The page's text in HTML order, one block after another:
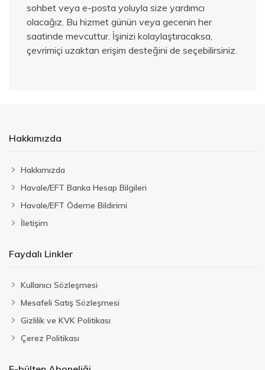
sohbet veya e-posta yoluyla size yardımcı
olacağız. Bu hizmet günün veya gecenin her
saatinde mevcuttur. İşinizi kolaylaştıracaksa,
çevrimiçi uzaktan erişim desteğini de seçebilirsiniz.
Hakkımızda
Hakkımızda
Havale/EFT Banka Hesap Bilgileri
Havale/EFT Ödeme Bildirimi
İletişim
Faydalı Linkler
Kullanıcı Sözleşmesi
Mesafeli Satış Sözleşmesi
Gizlilik ve KVK Politikası
Çerez Politikası